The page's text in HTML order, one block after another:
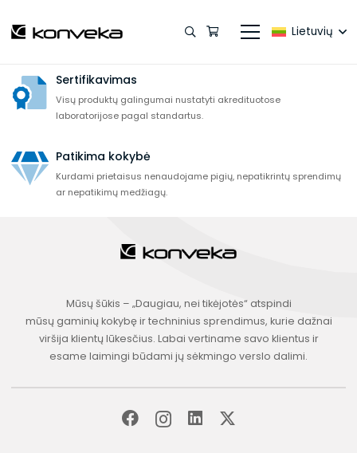
Lietuvių
Visai produkcijai (išskyrus elektrinę dalį) suteikiame 5–10 metų
garantija be papildomų mokesčių.
Sertifikavimas
Visų produktų galingumai nustatyti akredituotose
laboratorijose pagal standartus.
Patikima kokybė
Kurdami prietaisus nenaudojame pigių, nepatikrintų sprendimų
ar nepatikimų medžiagų.
Mūsų šūkis – „Daugiau, nei tikėjotės“ atspindi
mūsų gaminių kokybę ir techninius sprendimus, kurie dažnai
viršija klientų lūkesčius. Labai vertiname savo klientus ir
esame laimingi būdami jų sėkmingo verslo dalimi.